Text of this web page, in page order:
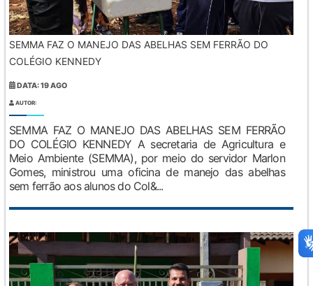
SEMMA FAZ O MANEJO DAS ABELHAS SEM FERRÃO DO
COLÉGIO KENNEDY
DATA: 19 AGO
AUTOR:
SEMMA FAZ O MANEJO DAS ABELHAS SEM FERRÃO
DO COLÉGIO KENNEDY A secretaria de Agricultura e
Meio Ambiente (SEMMA), por meio do servidor Marlon
Gomes, ministrou uma oficina de manejo das abelhas
sem ferrão aos alunos do Col&...